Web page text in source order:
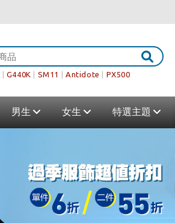
G440K SM11 Antidote PX500
男生 女生 特選主題